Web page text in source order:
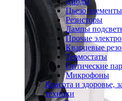
Пьезо элементы
Резисторы
Лампы
Прочие
Кварцевые
Термостаты
Оптические
Микрофоны
Красота и здоровье,
техники